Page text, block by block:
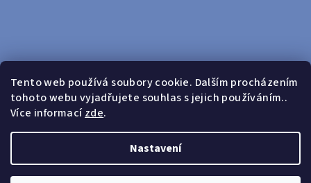
Tento web používá soubory cookie. Dalším procházením
tohoto webu vyjadřujete souhlas s jejich používáním..
Více informacízde.
Nastavení
Sledovat na Instagramu
Doprava zdarma od 599 Kč